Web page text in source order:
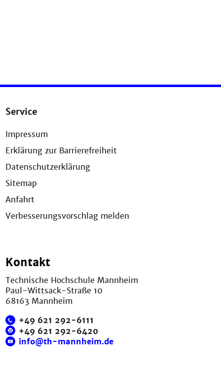
Service
Impressum
Erklärung zur Barrierefreiheit
Datenschutzerklärung
Sitemap
Anfahrt
Verbesserungsvorschlag melden
Kontakt
Technische Hochschule Mannheim
Paul-Wittsack-Straße 10
68163 Mannheim
+49 621 292-6111
+49 621 292-6420
info@th-mannheim.de